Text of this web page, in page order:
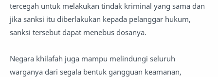
tercegah untuk melakukan tindak kriminal yang sama dan
jika sanksi itu diberlakukan kepada pelanggar hukum,
sanksi tersebut dapat menebus dosanya.
Negara khilafah juga mampu melindungi seluruh
warganya dari segala bentuk gangguan keamanan,